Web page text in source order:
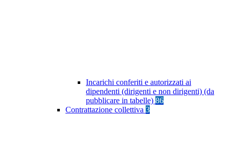
Incarichi conferiti e autorizzati ai
dipendenti (dirigenti e non dirigenti) (da
pubblicare in tabelle) 86
Contrattazione collettiva 3